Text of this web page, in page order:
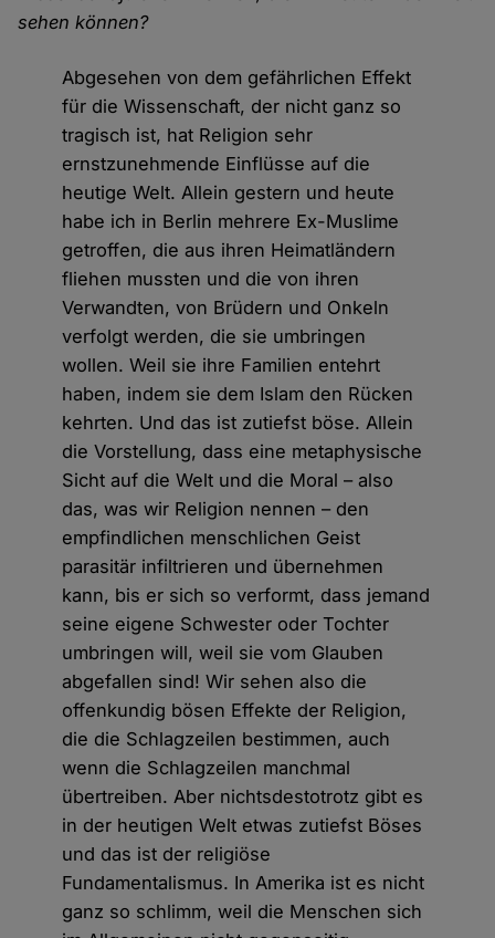
sehen können?
Abgesehen von dem gefährlichen Effekt
für die Wissenschaft, der nicht ganz so
tragisch ist, hat Religion sehr
ernstzunehmende Einflüsse auf die
heutige Welt. Allein gestern und heute
habe ich in Berlin mehrere Ex-Muslime
getroffen, die aus ihren Heimatländern
fliehen mussten und die von ihren
Verwandten, von Brüdern und Onkeln
verfolgt werden, die sie umbringen
wollen. Weil sie ihre Familien entehrt
haben, indem sie dem Islam den Rücken
kehrten. Und das ist zutiefst böse. Allein
die Vorstellung, dass eine metaphysische
Sicht auf die Welt und die Moral – also
das, was wir Religion nennen – den
empfindlichen menschlichen Geist
parasitär infiltrieren und übernehmen
kann, bis er sich so verformt, dass jemand
seine eigene Schwester oder Tochter
umbringen will, weil sie vom Glauben
abgefallen sind! Wir sehen also die
offenkundig bösen Effekte der Religion,
die die Schlagzeilen bestimmen, auch
wenn die Schlagzeilen manchmal
übertreiben. Aber nichtsdestotrotz gibt es
in der heutigen Welt etwas zutiefst Böses
und das ist der religiöse
Fundamentalismus. In Amerika ist es nicht
ganz so schlimm, weil die Menschen sich